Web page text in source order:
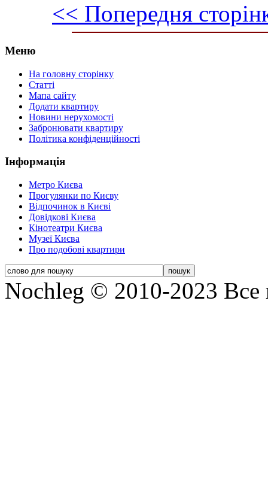
<< Попередня
Меню
На головну сторінку
Статті
Мапа сайту
Додати квартиру
Новини нерухомості
Забронювати квартиру
Політика конфіденційності
Інформація
Метро Києва
Прогулянки по Києву
Відпочинок в Києві
Довідкові Києва
Кінотеатри Києва
Музеї Києва
Про подобові квартири
Nochleg © 2010-2023